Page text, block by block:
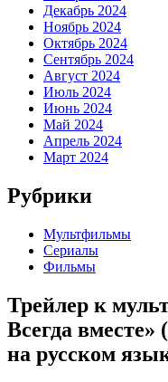
Декабрь 2024
Ноябрь 2024
Октябрь 2024
Сентябрь 2024
Август 2024
Июль 2024
Июнь 2024
Май 2024
Апрель 2024
Март 2024
Рубрики
Мультфильмы
Сериалы
Фильмы
Трейлер к
Всегда вместе»
на русском